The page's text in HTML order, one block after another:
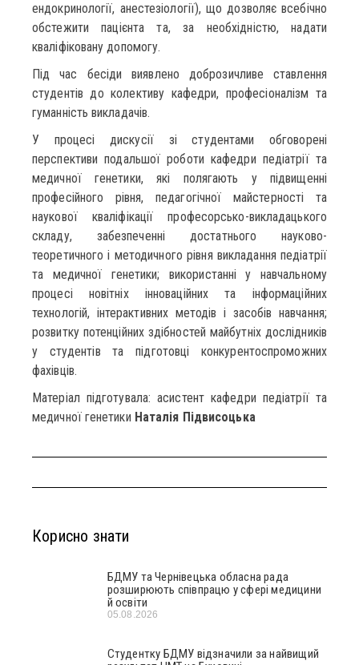
ендокринології, анестезіології), що дозволяє всебічно
обстежити пацієнта та, за необхідністю, надати
кваліфіковану допомогу.
Під час бесіди виявлено доброзичливе ставлення
студентів до колективу кафедри, професіоналізм та
гуманність викладачів.
У процесі дискусії зі студентами обговорені
перспективи подальшої роботи кафедри педіатрії та
медичної генетики, які полягають у підвищенні
професійного рівня, педагогічної майстерності та
наукової кваліфікації професорсько-викладацького
складу, забезпеченні достатнього науково-
теоретичного і методичного рівня викладання педіатрії
та медичної генетики; використанні у навчальному
процесі новітніх інноваційних та інформаційних
технологій, інтерактивних методів і засобів навчання;
розвитку потенційних здібностей майбутніх дослідників
у студентів та підготовці конкурентоспроможних
фахівців.
Матеріал підготувала: асистент кафедри педіатрії та
медичної генетики Наталія Підвисоцька
Корисно знати
БДМУ та Чернівецька обласна рада
розширюють співпрацю у сфері медицини
й освіти
05.08.2026
Студентку БДМУ відзначили за найвищий